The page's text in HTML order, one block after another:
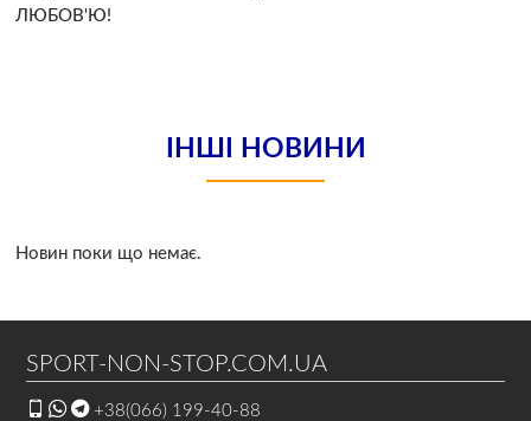
ЛЮБОВ'Ю!
ІНШІ НОВИНИ
Новин поки що немає.
SPORT-NON-STOP.COM.UA
+38(066) 199-40-88